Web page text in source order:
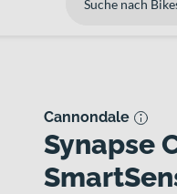
Cannondale
Synapse